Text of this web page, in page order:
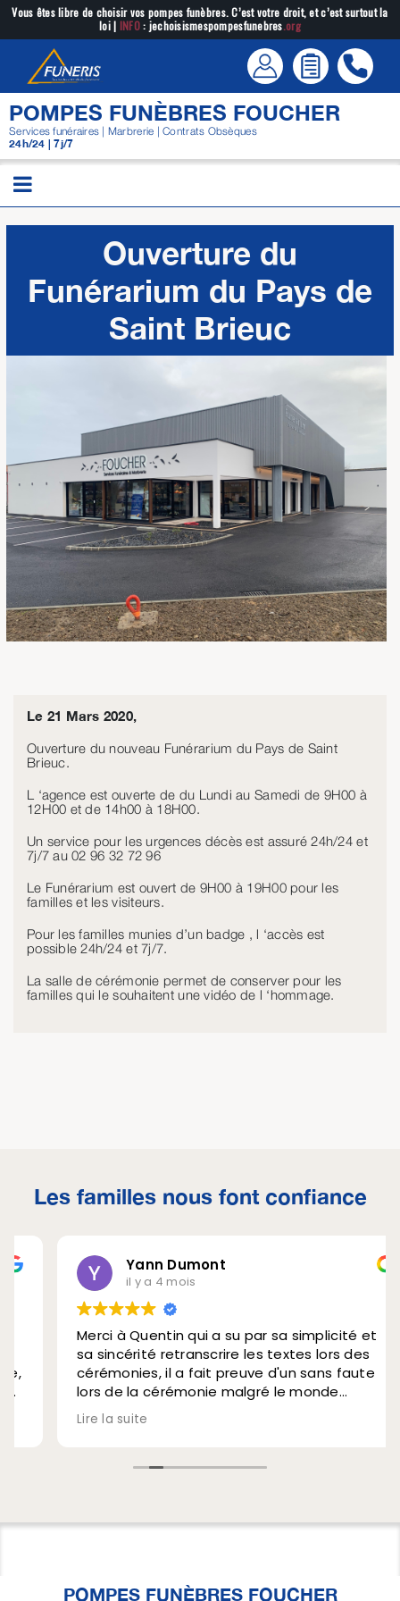
Passer
contenu
Vous êtes libre de choisir vos pompes funèbres. C’est votre droit, et c’est surtout la
loi | INFO: jechoisismespompesfunebres.org
POMPES FUNÈBRES FOUCHER
Services funéraires | Marbrerie | Contrats Obsèques
24h/24 | 7j/7
Ouverture du
Funérarium du Pays de
Saint Brieuc
Le 21 Mars 2020,
Ouverture du nouveau Funérarium du Pays de Saint
Brieuc.
L ‘agence est ouverte de du Lundi au Samedi de 9H00 à
12H00 et de 14h00 à 18H00.
Un service pour les urgences décès est assuré 24h/24 et
7j/7 au 02 96 32 72 96
Le Funérarium est ouvert de 9H00 à 19H00 pour les
familles et les visiteurs.
Pour les familles munies d’un badge , l ‘accès est
possible 24h/24 et 7j/7.
La salle de cérémonie permet de conserver pour les
familles qui le souhaitent une vidéo de l ‘hommage.
Les familles nous font confiance
Yann Dumont
il y a 4 mois
Merci à Quentin qui a su par sa simplicité et
sa sincérité retranscrire les textes lors des
cérémonies, il a fait preuve d'un sans faute
lors de la cérémonie malgré le monde
présent. Je recommande pleinement ce
funérarium et demandez Quentin vous ne
Lire la suite
POMPES FUNÈBRES FOUCHER